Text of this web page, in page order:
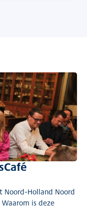
Noord-Holland Noord
is deze